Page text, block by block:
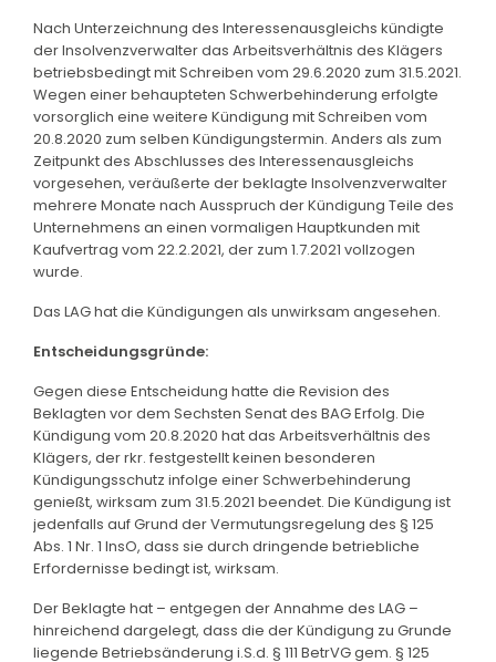
Nach Unterzeichnung des Interessenausgleichs kündigte
der Insolvenzverwalter das Arbeitsverhältnis des Klägers
betriebsbedingt mit Schreiben vom 29.6.2020 zum 31.5.2021.
Wegen einer behaupteten Schwerbehinderung erfolgte
vorsorglich eine weitere Kündigung mit Schreiben vom
20.8.2020 zum selben Kündigungstermin. Anders als zum
Zeitpunkt des Abschlusses des Interessenausgleichs
vorgesehen, veräußerte der beklagte Insolvenzverwalter
mehrere Monate nach Ausspruch der Kündigung Teile des
Unternehmens an einen vormaligen Hauptkunden mit
Kaufvertrag vom 22.2.2021, der zum 1.7.2021 vollzogen
wurde.
Das LAG hat die Kündigungen als unwirksam angesehen.
Entscheidungsgründe:
Gegen diese Entscheidung hatte die Revision des
Beklagten vor dem Sechsten Senat des BAG Erfolg. Die
Kündigung vom 20.8.2020 hat das Arbeitsverhältnis des
Klägers, der rkr. festgestellt keinen besonderen
Kündigungsschutz infolge einer Schwerbehinderung
genießt, wirksam zum 31.5.2021 beendet. Die Kündigung ist
jedenfalls auf Grund der Vermutungsregelung des § 125
Abs. 1 Nr. 1 InsO, dass sie durch dringende betriebliche
Erfordernisse bedingt ist, wirksam.
Der Beklagte hat – entgegen der Annahme des LAG –
hinreichend dargelegt, dass die der Kündigung zu Grunde
liegende Betriebsänderung i.S.d. § 111 BetrVG gem. § 125